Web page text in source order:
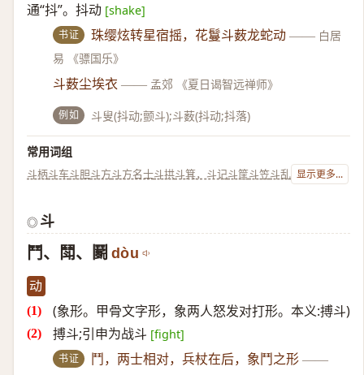
通“抖”。抖动 [shake]
书证 珠缨炫转星宿摇，花鬘斗薮龙蛇动 —— 白居
易 《骠国乐》
斗薮尘埃衣 —— 孟郊 《夏日谒智远禅师》
例如 斗叟(抖动;颤斗);斗薮(抖动;抖落)
常用词组
斗柄斗车斗胆斗方斗方名士斗拱斗箕，斗记斗筐斗笠斗乱 显示更多...
◎ 斗
鬥、鬦、鬬 dòu
动
(象形。甲骨文字形，象两人怒发对打形。本义:搏斗)
搏斗;引申为战斗 [fight]
书证 鬥，两士相对，兵杖在后，象鬥之形 ——